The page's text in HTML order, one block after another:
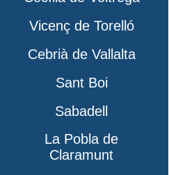
Vicenç de Torelló
Cebrià de Vallalta
Sant Boi
Sabadell
La Pobla de
Claramunt